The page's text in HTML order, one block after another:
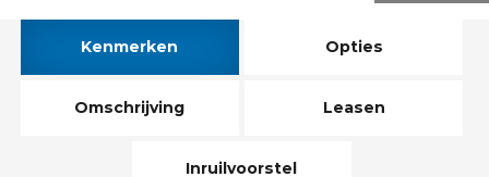
Kenmerken Opties
Omschrijving Leasen
Inruilvoorstel